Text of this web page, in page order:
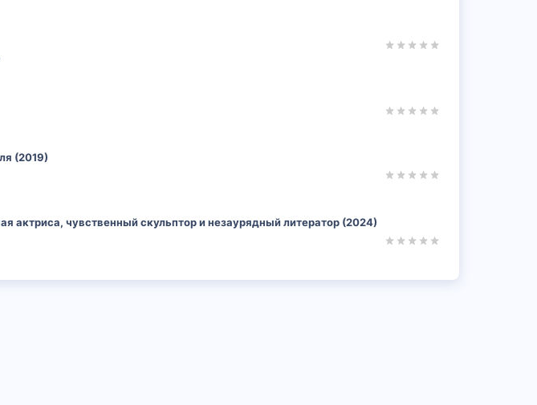
(2019)
актриса, чувственный скульптор и незаурядный литератор (2024)